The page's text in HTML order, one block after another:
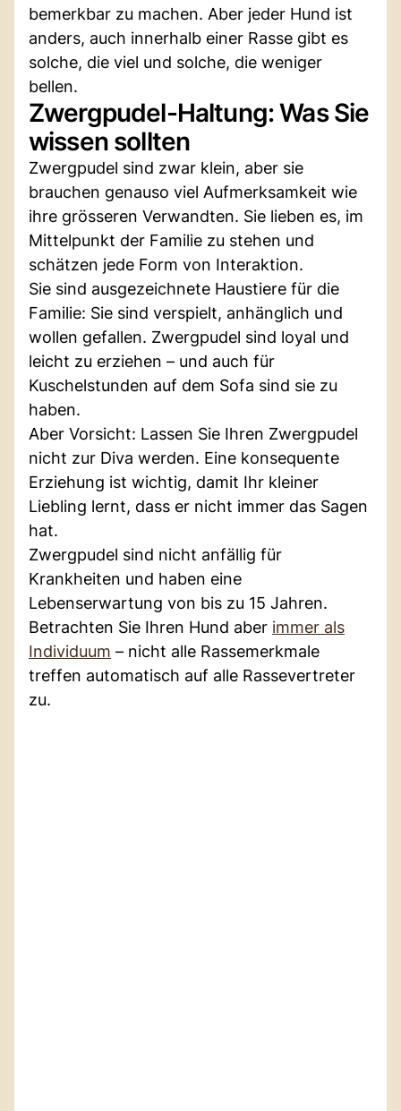
bemerkbar zu machen. Aber jeder Hund ist
anders, auch innerhalb einer Rasse gibt es
solche, die viel und solche, die weniger
bellen.
Zwergpudel-Haltung: Was Sie
wissen sollten
Zwergpudel sind zwar klein, aber sie
brauchen genauso viel Aufmerksamkeit wie
ihre grösseren Verwandten. Sie lieben es, im
Mittelpunkt der Familie zu stehen und
schätzen jede Form von Interaktion.
Sie sind ausgezeichnete Haustiere für die
Familie: Sie sind verspielt, anhänglich und
wollen gefallen. Zwergpudel sind loyal und
leicht zu erziehen – und auch für
Kuschelstunden auf dem Sofa sind sie zu
haben.
Aber Vorsicht: Lassen Sie Ihren Zwergpudel
nicht zur Diva werden. Eine konsequente
Erziehung ist wichtig, damit Ihr kleiner
Liebling lernt, dass er nicht immer das Sagen
hat.
Zwergpudel sind nicht anfällig für
Krankheiten und haben eine
Lebenserwartung von bis zu 15 Jahren.
Betrachten Sie Ihren Hund aber immer als
Individuum – nicht alle Rassemerkmale
treffen automatisch auf alle Rassevertreter
zu.